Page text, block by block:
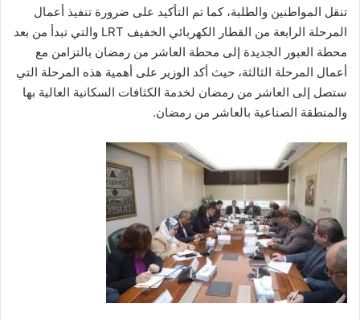
تنقل المواطنين والطلبة، كما تم التأكيد على ضرورة تنفيذ أعمال
المرحلة الرابعة من القطار الكهربائي الخفيف LRT والتي تبدأ من بعد
محطة العبور الجديدة إلى محطة العاشر من رمضان بالتزامن مع
أعمال المرحلة الثالثة، حيث أكد الوزير على أهمية هذه المرحلة التي
ستصل إلى العاشر من رمضان لخدمة الكثافات السكانية العالية بها
والمنطقة الصناعية بالعاشر من رمضان.